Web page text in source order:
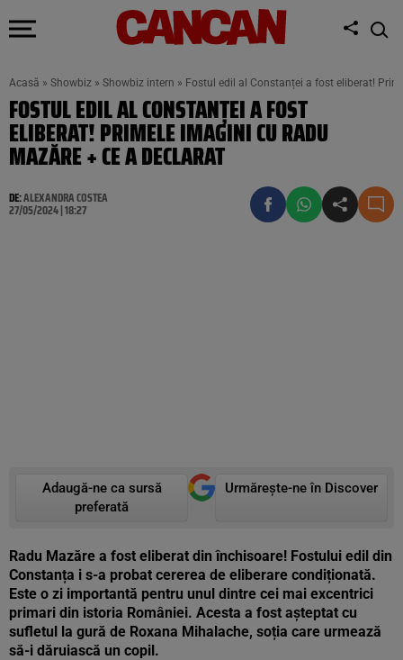
Acasă » Showbiz » Showbiz intern » Fostul edil al Constanței a fost eliberat!
FOSTUL EDIL AL CONSTANȚEI A FOST
ELIBERAT! PRIMELE IMAGINI CU RADU
MAZĂRE + CE A DECLARAT
DE:ALEXANDRA COSTEA
27/05/2024 | 18:27
Adaugă-ne ca sursă
preferată
Urmărește-ne în Discover
Radu Mazăre a fost eliberat din închisoare! Fostului edil din
Constanța i s-a probat cererea de eliberare condiționată.
Este o zi importantă pentru unul dintre cei mai excentrici
primari din istoria României. Acesta a fost așteptat cu
sufletul la gură de Roxana Mihalache, soția care urmează
să-i dăruiască un copil.